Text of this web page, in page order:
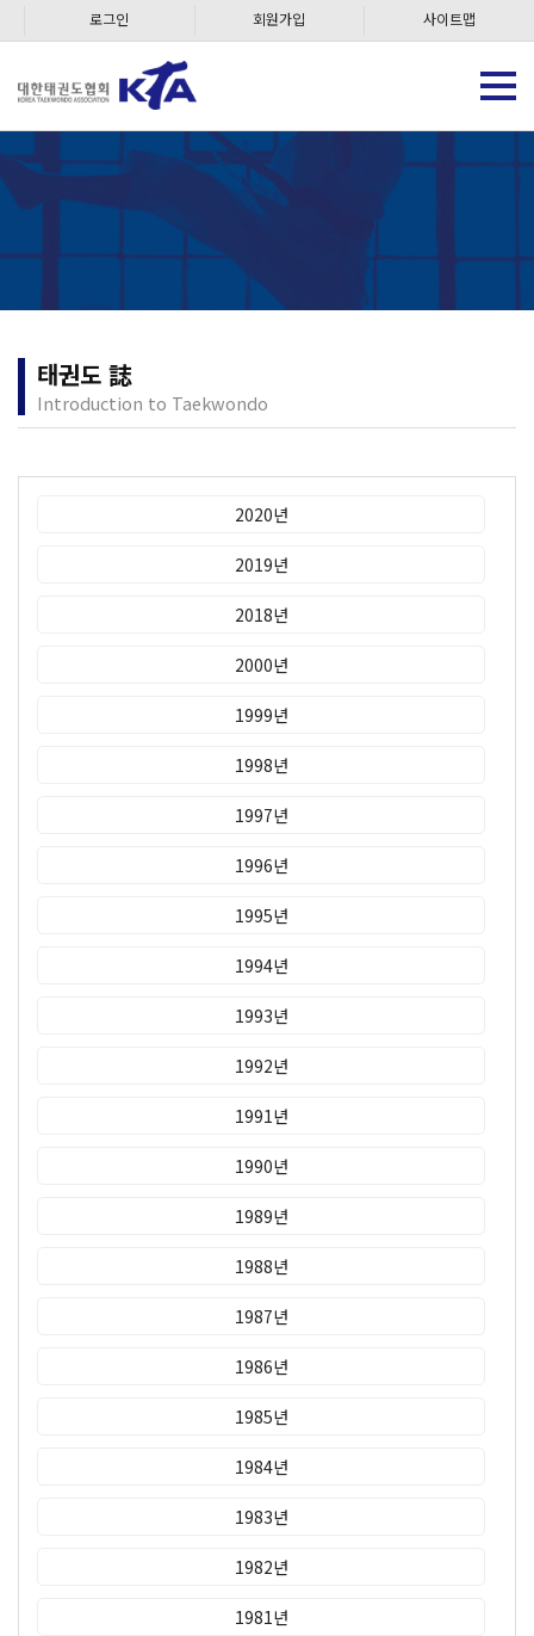
로그인 회원가입 사이트맵
태권도 誌
Introduction to Taekwondo
2020년
2019년
2018년
2000년
1999년
1998년
1997년
1996년
1995년
1994년
1993년
1992년
1991년
1990년
1989년
1988년
1987년
1986년
1985년
1984년
1983년
1982년
1981년